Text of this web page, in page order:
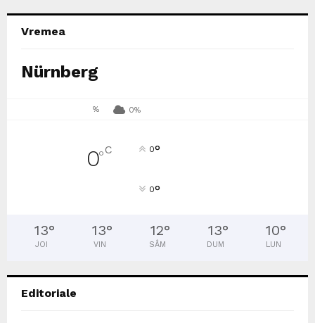
Vremea
Nürnberg
% 0%
0°C 0°
0°
13°
JOI
13°
VIN
12°
SÂM
13°
DUM
10°
LUN
Editoriale